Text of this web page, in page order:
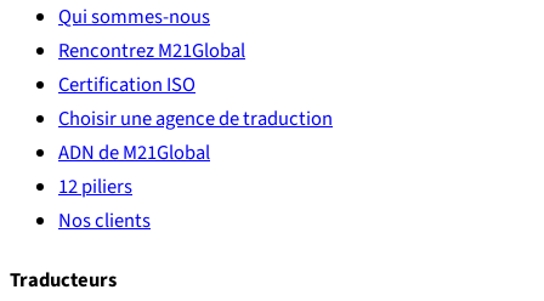
Qui sommes-nous
Rencontrez M21Global
Certification ISO
Choisir une agence de traduction
ADN de M21Global
12 piliers
Nos clients
Traducteurs